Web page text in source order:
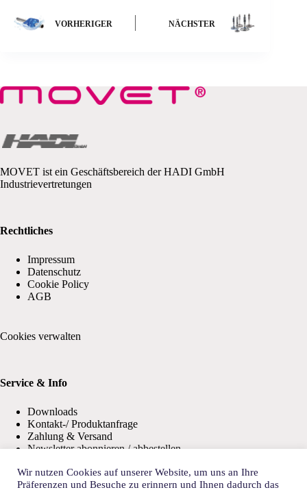
VORHERIGER NÄCHSTER
MOVET ist ein Geschäftsbereich der HADI GmbH
Industrievertretungen
Rechtliches
Impressum
Datenschutz
Cookie Policy
AGB
Cookies verwalten
Service & Info
Downloads
Kontakt-/ Produktanfrage
Zahlung & Versand
Newsletter abonnieren / abbestellen
Wir nutzen Cookies auf unserer Website, um uns an Ihre
Präferenzen und Besuche zu erinnern und Ihnen dadurch das